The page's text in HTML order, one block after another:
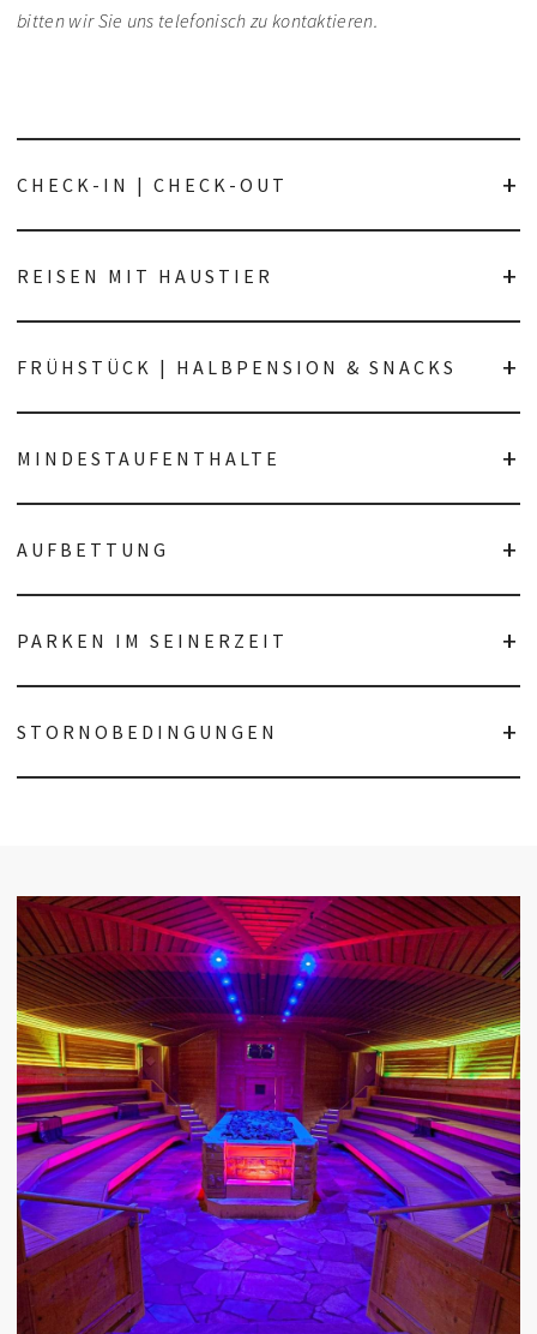
bitten wir Sie uns telefonisch zu kontaktieren.
CHECK-IN | CHECK-OUT
REISEN MIT HAUSTIER
FRÜHSTÜCK | HALBPENSION & SNACKS
MINDESTAUFENTHALTE
AUFBETTUNG
PARKEN IM SEINERZEIT
STORNOBEDINGUNGEN